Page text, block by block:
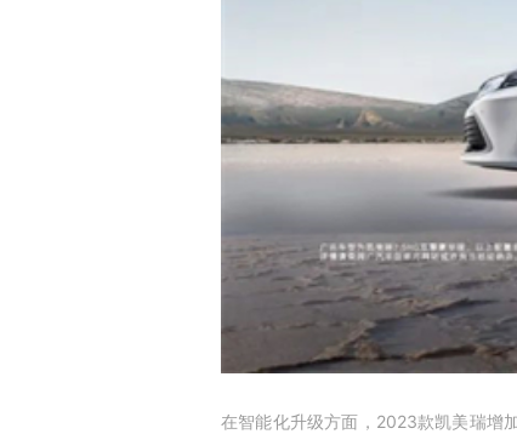
在智能化升级方面，2023款凯美瑞增